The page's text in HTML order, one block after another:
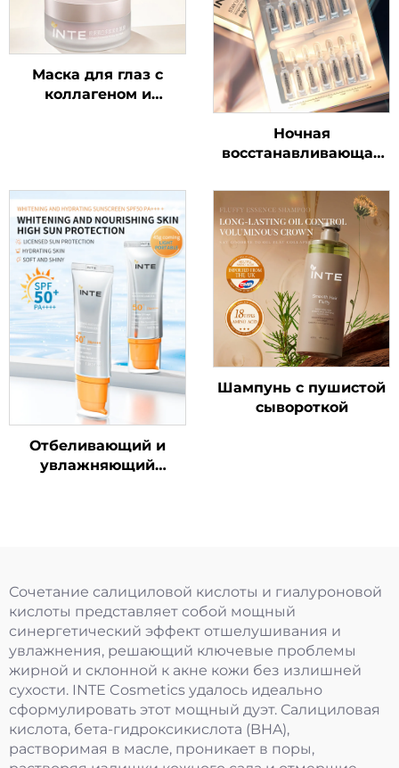
Маска для глаз с
коллагеном и
Ночная
восстанавливающая
Отбеливающий и
увлажняющий
Шампунь с пушистой
сывороткой
Сочетание салициловой кислоты и гиалуроновой
кислоты представляет собой мощный
синергетический эффект отшелушивания и
увлажнения, решающий ключевые проблемы
жирной и склонной к акне кожи без излишней
сухости. INTE Cosmetics удалось идеально
сформулировать этот мощный дуэт. Салициловая
кислота, бета-гидроксикислота (BHA),
растворимая в масле, проникает в поры,